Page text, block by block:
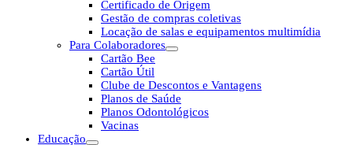
Certificado de Origem
Gestão de compras coletivas
Locação de salas e equipamentos multimídia
Para Colaboradores
Cartão Bee
Cartão Útil
Clube de Descontos e Vantagens
Planos de Saúde
Planos Odontológicos
Vacinas
Educação